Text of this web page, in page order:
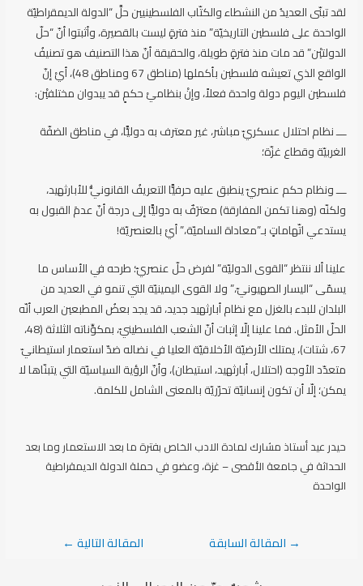
لقد تبنّى العديدُ من النشطاء والكتّاب الفلسطينيين حلَّ “الدولة الديمقراطيّة
الواحدة على فلسطين التاريخيّة” منذ فترةٍ ليست بالقصيرة، وأثبتوا أنّ “حلّ
الدولتيْن” قد مات منذ فترةٍ طويلة، والحقيقة أنّ هذا التصنيف هو تصنيفُ
الواقع الذي تعيشه فلسطين بأكملها (مناطق 67 ومناطق 48)، أيْ إنّ
فلسطين اليوم دولة واحدة فعلاً، وإنْ بنظاميْ حكمٍ قد يبدوان مختلفيْن:
ــــ نظام احتلال عسكريّ مباشر، غير معترف به دوليًّا، في مناطق الضفّة
الغربيّة وقطاع غزّة؛
ــــ ونظام حكم عنصريّ ينطبق عليه حرفيًّا التعريفُ القانونيُّ للأبارثهيد،
ولكنّه (وهنا تكمن المفارقة) معترَفٌ به دوليًّا إلى درجة أنّ عدمَ القبول به
يستدعي اتّهاماتٍ بـ”معاداة الساميّة،” أيْ بالعنصريّة!
علينا ألا ننتظر “القوى الدوليّة” لفرض حلّ عنصريّ؛ طرحه في الأساس ما
يسمّى “اليسار الصهيونيّ،” ولا القوى اليمينيّة التي تنمو في العديد من
البلدان للبدء بالغزل مع نظام أبارثهيد جديد، قد يجد بعضُ المطبعين العرب أنّه
الحلّ الأمثل. فما علينا إلّا إثبات أنّ الشعب الفلسطينيّ، بمكوِّناته الثلاثة (48،
67، شتات)، يمتلك الأرضيّة الأخلاقيّة العليا في نضاله ضدّ استعمار استيطانيّ
متعدّد الأوجه (احتلال، أبارثهيد، استيطان)، وأنّ الرؤية السياسيّة التي يتبنّاها لا
يمكن؛ إلّا أن تكون إنسانيّة تحرّريّة بالمعنى الشامل للكلمة.
حيدر عيد أستاذ مشارك لمادة الادب الخاص بفترة ما بعد الاستعمار وما بعد
الحداثة في جامعة الأقصى – غزة، وعضو في حملة الدولة الديمقراطية
الواحدة
تصفّح
→ المقالة السابقة المقالة التالية ←